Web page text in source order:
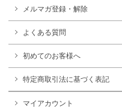
メルマガ登録・解除
よくある質問
初めてのお客様へ
特定商取引法に基づく表記
マイアカウント